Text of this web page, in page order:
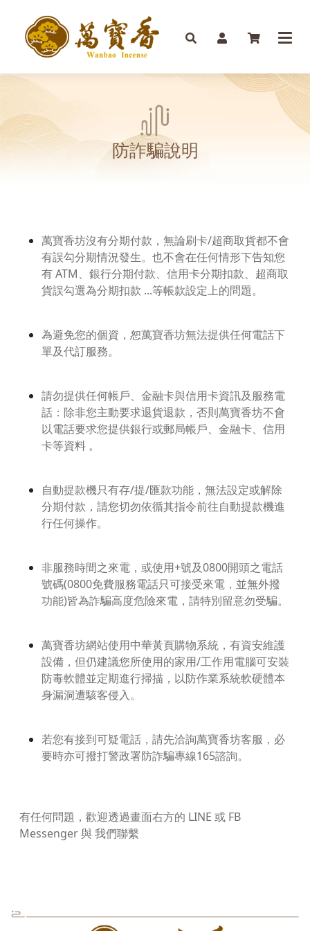
防詐騙說明
萬寶香坊沒有分期付款，無論刷卡/超商取貨都不會
有誤勾分期情況發生。也不會在任何情形下告知您
有 ATM、銀行分期付款、信用卡分期扣款、超商取
貨誤勾選為分期扣款 ...等帳款設定上的問題。
為避免您的個資，恕萬寶香坊無法提供任何電話下
單及代訂服務。
請勿提供任何帳戶、金融卡與信用卡資訊及服務電
話：除非您主動要求退貨退款，否則萬寶香坊不會
以電話要求您提供銀行或郵局帳戶、金融卡、信用
卡等資料 。
自動提款機只有存/提/匯款功能，無法設定或解除
分期付款，請您切勿依循其指令前往自動提款機進
行任何操作。
非服務時間之來電，或使用+號及0800開頭之電話
號碼(0800免費服務電話只可接受來電，並無外撥
功能)皆為詐騙高度危險來電，請特別留意勿受騙。
萬寶香坊網站使用中華黃頁購物系統，有資安維護
設備，但仍建議您所使用的家用/工作用電腦可安裝
防毒軟體並定期進行掃描，以防作業系統軟硬體本
身漏洞遭駭客侵入。
若您有接到可疑電話，請先洽詢萬寶香坊客服，必
要時亦可撥打警政署防詐騙專線165諮詢。
有任何問題，歡迎透過畫面右方的 LINE 或 FB
Messenger 與 我們聯繫